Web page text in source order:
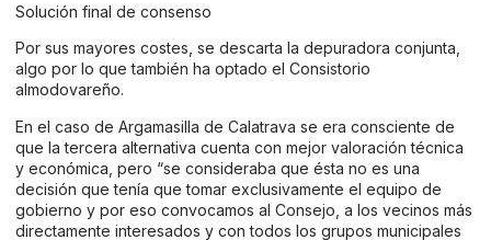
Solución final de consenso
Por sus mayores costes, se descarta la depuradora conjunta,
algo por lo que también ha optado el Consistorio
almodovareño.
En el caso de Argamasilla de Calatrava se era consciente de
que la tercera alternativa cuenta con mejor valoración técnica
y económica, pero “se consideraba que ésta no es una
decisión que tenía que tomar exclusivamente el equipo de
gobierno y por eso convocamos al Consejo, a los vecinos más
directamente interesados y con todos los grupos municipales